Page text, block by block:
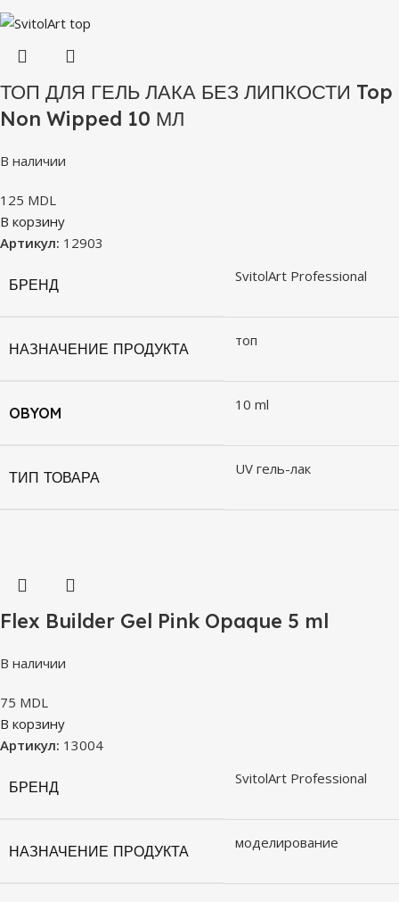
ТОП ДЛЯ ГЕЛЬ ЛАКА БЕЗ ЛИПКОСТИ Top
Non Wipped 10 МЛ
В наличии
125 MDL
В корзину
Артикул: 12903
БРЕНД SvitolArt Professional
НАЗНАЧЕНИЕ ПРОДУКТА топ
OBYOM 10 ml
ТИП ТОВАРА UV гель-лак
Flex Builder Gel Pink Opaque 5 ml
В наличии
75 MDL
В корзину
Артикул: 13004
БРЕНД SvitolArt Professional
НАЗНАЧЕНИЕ ПРОДУКТА моделирование